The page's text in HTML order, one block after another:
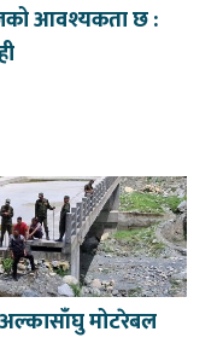
आवश्यकता छ :
अल्कासाँघु मोटरेबल